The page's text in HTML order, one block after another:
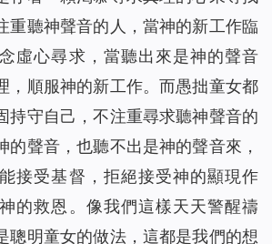
重聽神聲音的人，當神的新工作臨
虛心尋求，當聽出來是神的聲音
，順服神的新工作。而愚拙童女都
持守自己，不注重尋求聽神聲音的
的聲音，也聽不出是神的聲音來，
接受基督，拒絕接受神的顯現作
的救恩。像我們這樣天天警醒禱
聰明童女的做法，這都是我們的想